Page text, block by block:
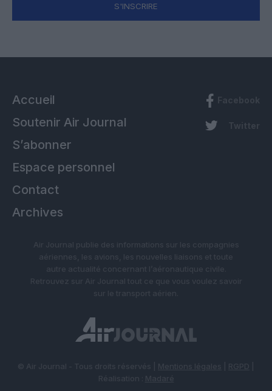
S'INSCRIRE
Accueil
Soutenir Air Journal
S’abonner
Espace personnel
Contact
Archives